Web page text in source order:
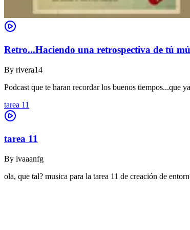
Retro...Haciendo una retrospectiva de tú
By rivera14
Podcast que te haran recordar los buenos tiempos...que
tarea 11
tarea 11
By ivaaanfg
ola, que tal? musica para la tarea 11 de creación de